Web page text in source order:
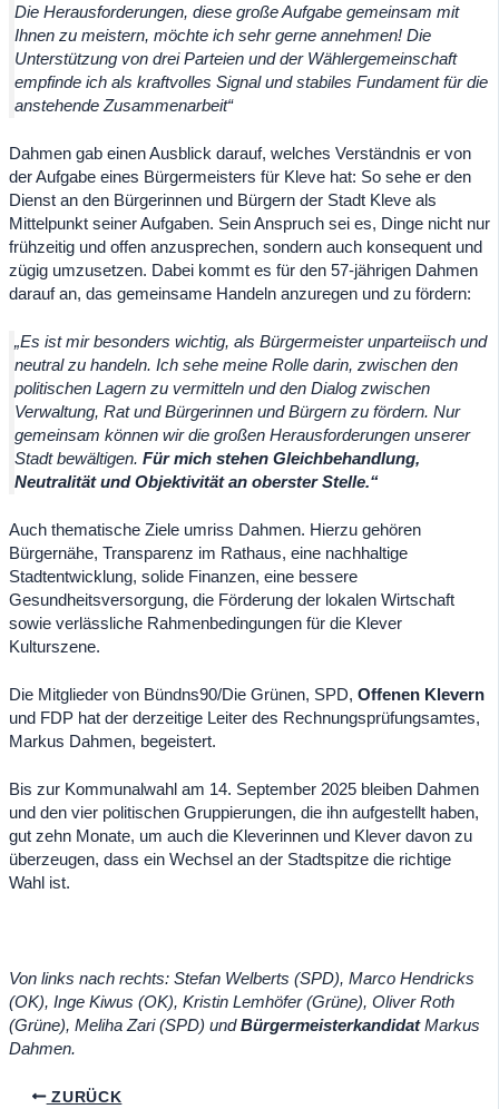
Die Herausforderungen, diese große Aufgabe gemeinsam mit
Ihnen zu meistern, möchte ich sehr gerne annehmen! Die
Unterstützung von drei Parteien und der Wählergemeinschaft
empfinde ich als kraftvolles Signal und stabiles Fundament für die
anstehende Zusammenarbeit“
Dahmen gab einen Ausblick darauf, welches Verständnis er von
der Aufgabe eines Bürgermeisters für Kleve hat: So sehe er den
Dienst an den Bürgerinnen und Bürgern der Stadt Kleve als
Mittelpunkt seiner Aufgaben. Sein Anspruch sei es, Dinge nicht nur
frühzeitig und offen anzusprechen, sondern auch konsequent und
zügig umzusetzen. Dabei kommt es für den 57-jährigen Dahmen
darauf an, das gemeinsame Handeln anzuregen und zu fördern:
„Es ist mir besonders wichtig, als Bürgermeister unparteiisch und
neutral zu handeln. Ich sehe meine Rolle darin, zwischen den
politischen Lagern zu vermitteln und den Dialog zwischen
Verwaltung, Rat und Bürgerinnen und Bürgern zu fördern. Nur
gemeinsam können wir die großen Herausforderungen unserer
Stadt bewältigen. Für mich stehen Gleichbehandlung,
Neutralität und Objektivität an oberster Stelle.“
Auch thematische Ziele umriss Dahmen. Hierzu gehören
Bürgernähe, Transparenz im Rathaus, eine nachhaltige
Stadtentwicklung, solide Finanzen, eine bessere
Gesundheitsversorgung, die Förderung der lokalen Wirtschaft
sowie verlässliche Rahmenbedingungen für die Klever
Kulturszene.
Die Mitglieder von Bündns90/Die Grünen, SPD, Offenen Klevern
und FDP hat der derzeitige Leiter des Rechnungsprüfungsamtes,
Markus Dahmen, begeistert.
Bis zur Kommunalwahl am 14. September 2025 bleiben Dahmen
und den vier politischen Gruppierungen, die ihn aufgestellt haben,
gut zehn Monate, um auch die Kleverinnen und Klever davon zu
überzeugen, dass ein Wechsel an der Stadtspitze die richtige
Wahl ist.
Von links nach rechts: Stefan Welberts (SPD), Marco Hendricks
(OK), Inge Kiwus (OK), Kristin Lemhöfer (Grüne), Oliver Roth
(Grüne), Meliha Zari (SPD) undBürgermeisterkandidatMarkus
Dahmen.
ZURÜCK